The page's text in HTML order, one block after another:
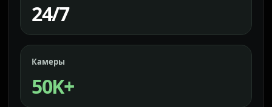
24/7
Камеры
50K+